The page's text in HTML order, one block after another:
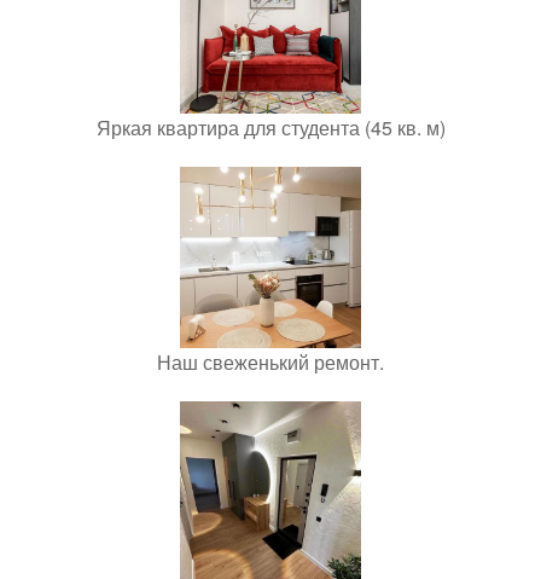
Яркая квартира для студента (45 кв. м)
Наш свеженький ремонт.